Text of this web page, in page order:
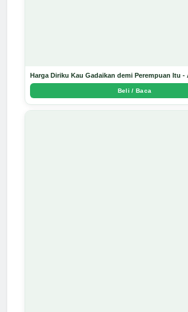
Harga Diriku Kau Gadaikan demi Perempuan Itu -
Beli / Baca